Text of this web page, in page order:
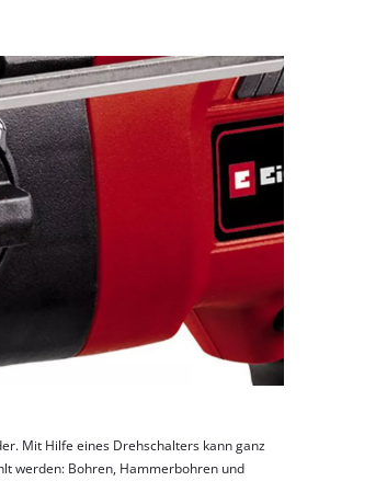
Mit Hilfe eines Drehschalters kann ganz
werden: Bohren, Hammerbohren und